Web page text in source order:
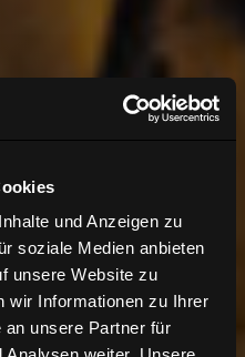
und Anzeigen zu
soziale Medien anbieten
unsere Website zu
wir Informationen zu Ihrer
an unsere Partner für